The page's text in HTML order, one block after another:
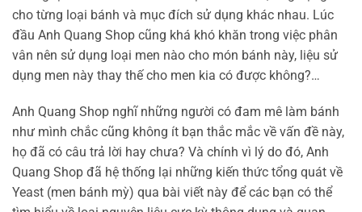
cho từng loại bánh và mục đích sử dụng khác nhau. Lúc
đầu Anh Quang Shop cũng khá khó khăn trong việc phân
vân nên sử dụng loại men nào cho món bánh này, liệu sử
dụng men này thay thế cho men kia có được không?…
Anh Quang Shop nghĩ những người có đam mê làm bánh
như mình chắc cũng không ít bạn thắc mắc về vấn đề này,
họ đã có câu trả lời hay chưa? Và chính vì lý do đó, Anh
Quang Shop đã hệ thống lại những kiến thức tổng quát về
Yeast (men bánh mỳ) qua bài viết này để các bạn có thể